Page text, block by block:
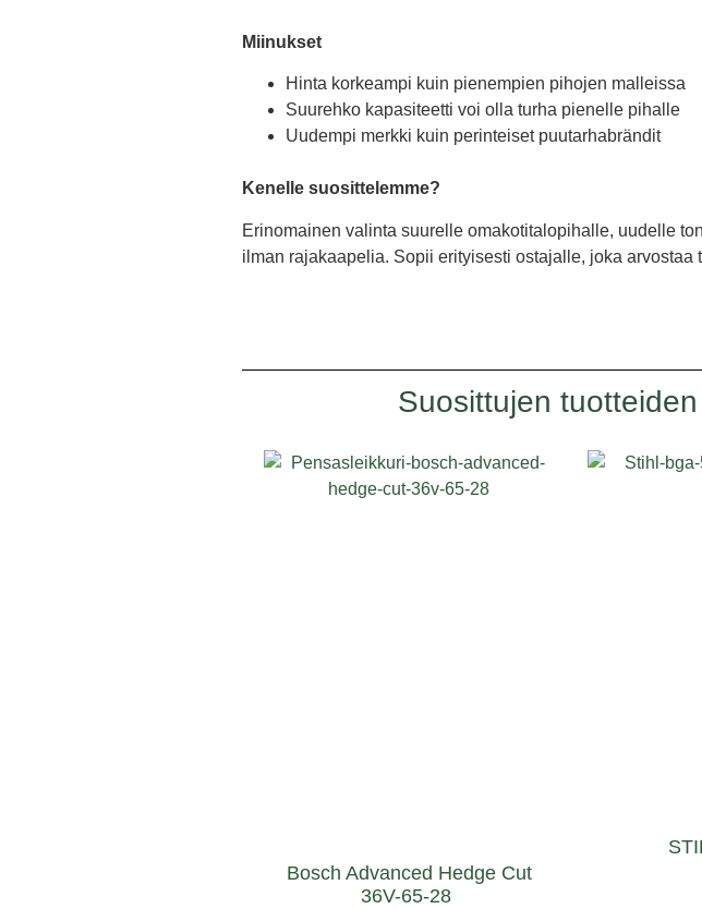
Miinukset
Hinta korkeampi kuin pienempien pihojen malleissa
Suurehko kapasiteetti voi olla turha pienelle pihalle
Uudempi merkki kuin perinteiset puutarhabrändit
Kenelle suosittelemme?
Erinomainen valinta suurelle omakotitalopihalle, uudelle
ilman rajakaapelia. Sopii erityisesti ostajalle, joka arvostaa
Suosittujen
Bosch Advanced Hedge Cut
36V-65-28